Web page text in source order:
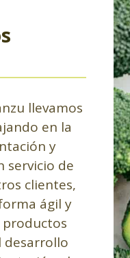
llevamos
en la
y
servicio de
clientes,
ágil y
desarrollo